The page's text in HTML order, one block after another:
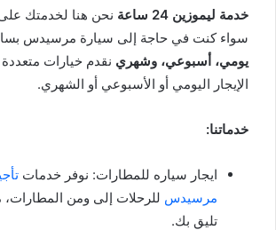
خدمة ليموزين 24 ساعة
نحن هنا لخدمتك
سواء كنت في حاجة إلى سيارة مرسيدس
يومي، أسبوعي، وشهري نقدم خيارات متعددة
الإيجار اليومي أو الأسبوعي أو الشهري.
خدماتنا:
ايجار سياره للمطارات: نوفر خدمات
مرسيدس للرحلات إلى ومن
تليق بك.